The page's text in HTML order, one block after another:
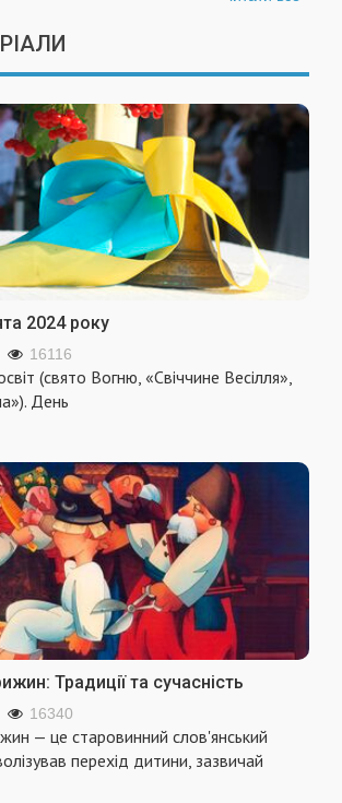
2024 року
16116
(свято Вогню, «Свіччине Весілля»,
День
Традиції та сучасність
16340
— це старовинний слов'янський
перехід дитини, зазвичай